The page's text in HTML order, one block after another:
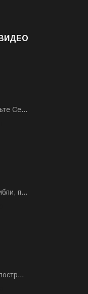
Се…
п…